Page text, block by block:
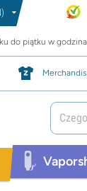
do piątku w